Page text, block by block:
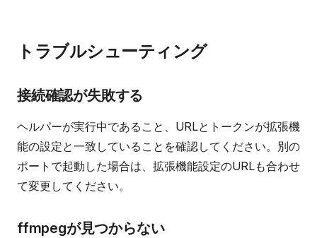
トラブルシューティング
接続確認が失敗する
ヘルパーが実行中であること、URLとトークンが拡張機
能の設定と一致していることを確認してください。別の
ポートで起動した場合は、拡張機能設定のURLも合わせ
て変更してください。
ffmpegが見つからない